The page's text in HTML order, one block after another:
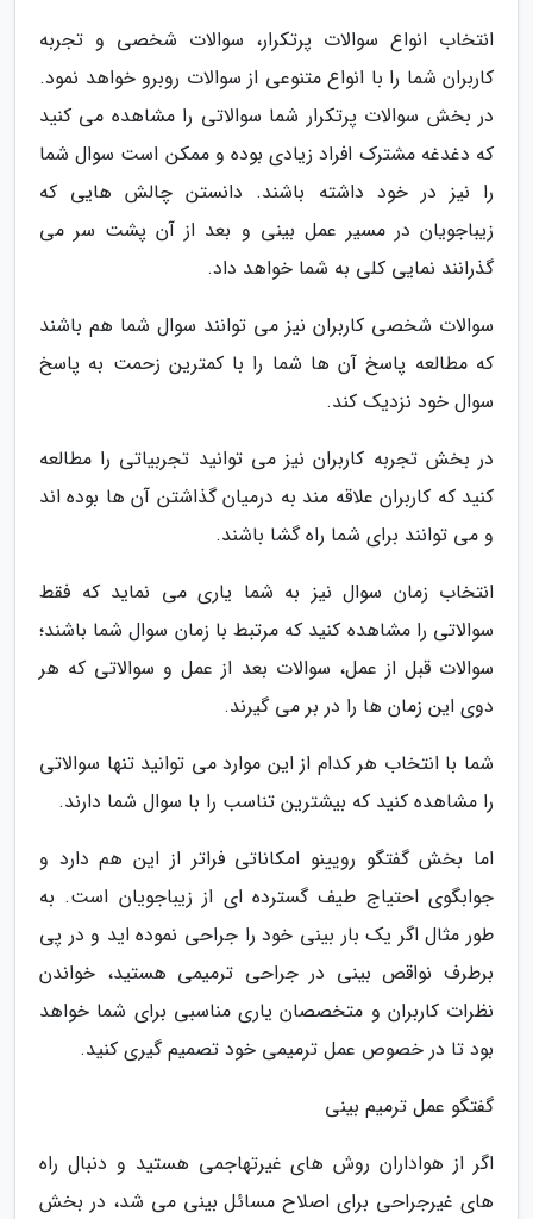
انتخاب انواع سوالات پرتکرار، سوالات شخصی و تجربه
کاربران شما را با انواع متنوعی از سوالات روبرو خواهد نمود.
در بخش سوالات پرتکرار شما سوالاتی را مشاهده می کنید
که دغدغه مشترک افراد زیادی بوده و ممکن است سوال شما
را نیز در خود داشته باشند. دانستن چالش هایی که
زیباجویان در مسیر عمل بینی و بعد از آن پشت سر می
گذرانند نمایی کلی به شما خواهد داد.
سوالات شخصی کاربران نیز می توانند سوال شما هم باشند
که مطالعه پاسخ آن ها شما را با کمترین زحمت به پاسخ
سوال خود نزدیک کند.
در بخش تجربه کاربران نیز می توانید تجربیاتی را مطالعه
کنید که کاربران علاقه مند به درمیان گذاشتن آن ها بوده اند
و می توانند برای شما راه گشا باشند.
انتخاب زمان سوال نیز به شما یاری می نماید که فقط
سوالاتی را مشاهده کنید که مرتبط با زمان سوال شما باشند؛
سوالات قبل از عمل، سوالات بعد از عمل و سوالاتی که هر
دوی این زمان ها را در بر می گیرند.
شما با انتخاب هر کدام از این موارد می توانید تنها سوالاتی
را مشاهده کنید که بیشترین تناسب را با سوال شما دارند.
اما بخش گفتگو رویینو امکاناتی فراتر از این هم دارد و
جوابگوی احتیاج طیف گسترده ای از زیباجویان است. به
طور مثال اگر یک بار بینی خود را جراحی نموده اید و در پی
برطرف نواقص بینی در جراحی ترمیمی هستید، خواندن
نظرات کاربران و متخصصان یاری مناسبی برای شما خواهد
بود تا در خصوص عمل ترمیمی خود تصمیم گیری کنید.
گفتگو عمل ترمیم بینی
اگر از هواداران روش های غیرتهاجمی هستید و دنبال راه
های غیرجراحی برای اصلاح مسائل بینی می شد، در بخش